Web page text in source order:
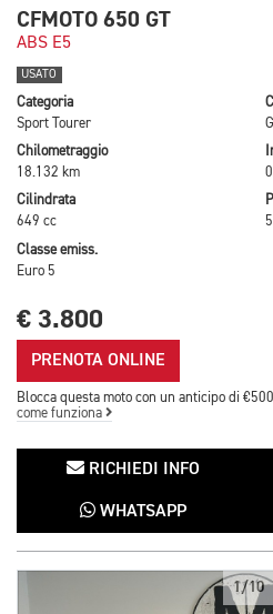
CFMOTO 650 GT
ABS E5
USATO
Categoria
Sport Tourer
Chilometraggio
18.132 km
Cilindrata
649 cc
Classe emiss.
Euro 5
€ 3.800
PRENOTA ONLINE
Blocca questa moto con un anticipo di
come funziona
RICHIEDI INFO
WHATSAPP
1/10